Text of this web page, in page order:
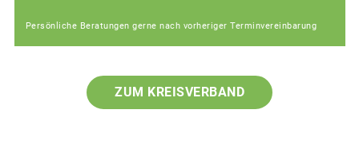
Persönliche Beratungen gerne nach vorheriger Terminvereinbarung
ZUM KREISVERBAND